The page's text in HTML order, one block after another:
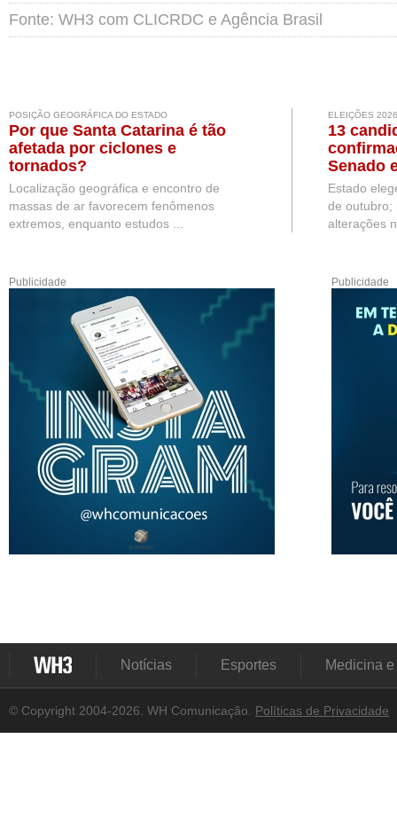
Fonte: WH3 com CLICRDC e Agência Brasil
POSIÇÃO GEOGRÁFICA DO ESTADO
Por que Santa Catarina é tão
afetada por ciclones e
tornados?
Localização geográfica e encontro de
massas de ar favorecem fenômenos
extremos, enquanto estudos ...
ELEIÇÕES 2026
13
Senado
Estado
de outubro;
alterações
Publicidade Publicidade
Notícias Esportes Medicina
© Copyright 2004-2026. WH Comunicação. Políticas de Privacidade